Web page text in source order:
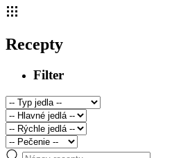
Recepty
Filter